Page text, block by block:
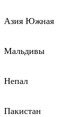
Азия Южная
Мальдивы
Непал
Пакистан